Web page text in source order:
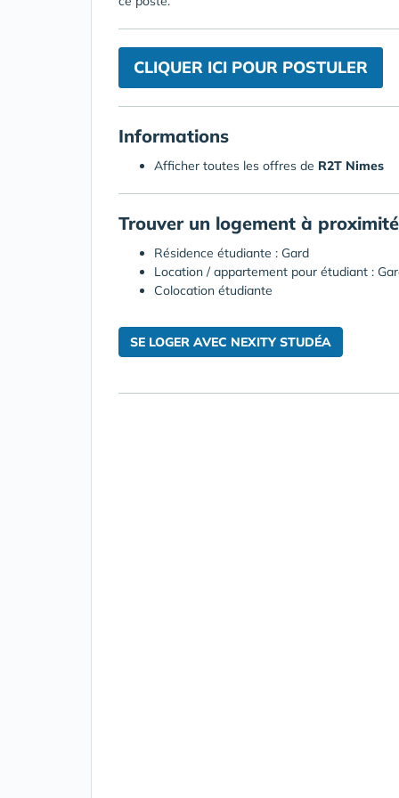
CLIQUER ICI POUR POSTULER
Informations
Afficher toutes les offres de R2T Nimes
Trouver un logement à
Résidence étudiante : Gard
Location / appartement pour étudiant :
Colocation étudiante
SE LOGER AVEC NEXITY STUDÉA